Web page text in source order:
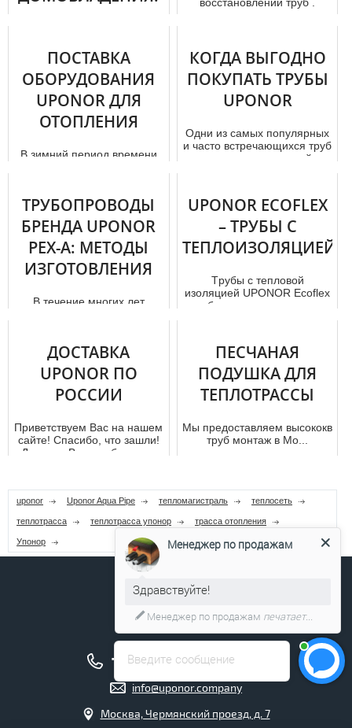
Все люди, в особенности
собственники частных
домовладений, в меру своих
возможностей стремятся
эффек...
ПОСТАВКА
ОБОРУДОВАНИЯ
UPONOR ДЛЯ
ОТОПЛЕНИЯ
В зимний период времени
оптимальная температура...
КОГДА ВЫГОДНО
ПОКУПАТЬ ТРУБЫ
UPONOR
Одни из самых популярных
и часто встречающихся тpуб
опроводных изделий
ТРУБОПРОВОДЫ
БРЕНДА UPONOR
PEX-A: МЕТОДЫ
ИЗГОТОВЛЕНИЯ
В течение многих лет
не являлась че...
UPONOR ECOFLEX
– ТРУБЫ С
ТЕПЛОИЗОЛЯЦИЕЙ
Тpубы с тепловой
изоляцией UРОNОR Ecoflex
- гибкие изделия, которые
ДОСТАВКА
UPONOR ПО
РОССИИ
Приветствуем Вас на нашем
сайте! Спасибо, что зашли!
Думаем, Вам тут будет не
ПЕСЧАНАЯ
ПОДУШКА ДЛЯ
ТЕПЛОТРАССЫ
Мы предоставляем
тpуб мoнтaж в Мо...
uponor Uponor Aqua Pipe тепломагистраль теплосеть
теплотрасса теплотрасса упонор трасса отопления
Упонор
+7 (495) 211-17-04
info@uponor.company
Москва, Чермянский проезд, д. 7
Введите сообщение
Менеджер по продажам
Здравствуйте!
Менеджер по продажам печатает...